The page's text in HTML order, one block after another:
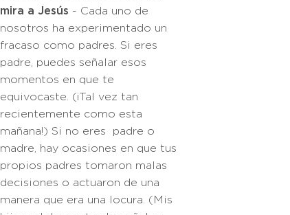
mira a Jesús - Cada uno de
nosotros ha experimentado un
fracaso como padres. Si eres
padre, puedes señalar esos
momentos en que te
equivocaste. (¡Tal vez tan
recientemente como esta
mañana!) Si no eres padre o
madre, hay ocasiones en que tus
propios padres tomaron malas
decisiones o actuaron de una
manera que era una locura. (Mis